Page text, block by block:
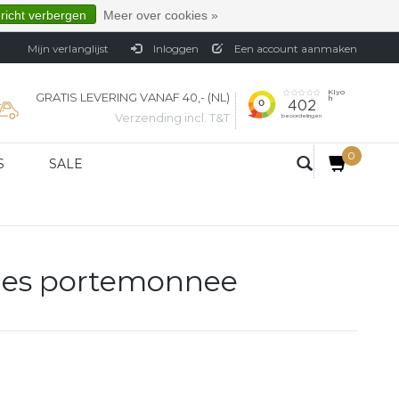
Mijn verlanglijst Inloggen Een account aanmaken
GRATIS LEVERING VANAF 40,- (NL)
Verzending incl. T&T
SALE
0
portemonnee
verbergen Meer over cookies »